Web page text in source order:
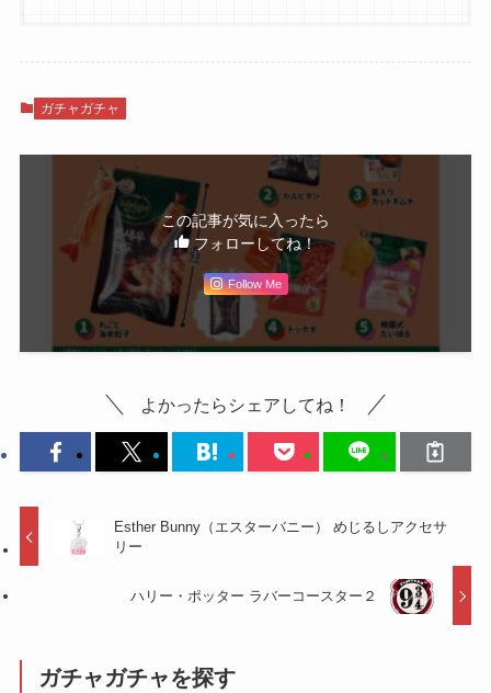
ガチャガチャ
この記事が気に入ったら
フォローしてね！
Follow Me
よかったらシェアしてね！
Esther Bunny（エスターバニー） めじるしアクセサ
リー
ハリー・ポッター ラバーコースター２
ガチャガチャを探す